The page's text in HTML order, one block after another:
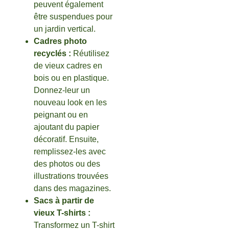
peuvent également
être suspendues pour
un jardin vertical.
Cadres photo
recyclés : Réutilisez
de vieux cadres en
bois ou en plastique.
Donnez-leur un
nouveau look en les
peignant ou en
ajoutant du papier
décoratif. Ensuite,
remplissez-les avec
des photos ou des
illustrations trouvées
dans des magazines.
Sacs à partir de
vieux T-shirts :
Transformez un T-shirt